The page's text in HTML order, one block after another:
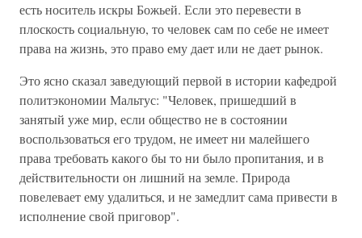
есть носитель искры Божьей. Если это перевести в
плоскость социальную, то человек сам по себе не имеет
права на жизнь, это право ему дает или не дает рынок.
Это ясно сказал заведующий первой в истории кафедрой
политэкономии Мальтус: "Человек, пришедший в
занятый уже мир, если общество не в состоянии
воспользоваться его трудом, не имеет ни малейшего
права требовать какого бы то ни было пропитания, и в
действительности он лишний на земле. Природа
повелевает ему удалиться, и не замедлит сама привести в
исполнение свой приговор".